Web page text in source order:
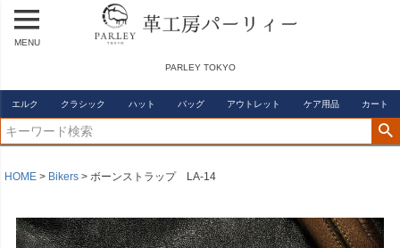
PARLEY TOKYO
MENU
エルク クラシック ハット バッグ アウトレット ケア用品 カート
HOME Bikers ボーンストラップ LA-14